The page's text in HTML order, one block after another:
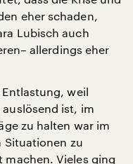
eher schaden,
Lubisch auch
allerdings eher
Entlastung, weil
ist, im
zu halten war im
Situationen zu
machen. Vieles ging